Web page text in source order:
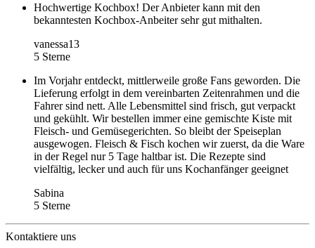
Hochwertige Kochbox! Der Anbieter kann mit den
bekanntesten Kochbox-Anbeiter sehr gut mithalten.
vanessa13
5 Sterne
Im Vorjahr entdeckt, mittlerweile große Fans geworden. Die
Lieferung erfolgt in dem vereinbarten Zeitenrahmen und die
Fahrer sind nett. Alle Lebensmittel sind frisch, gut verpackt
und gekühlt. Wir bestellen immer eine gemischte Kiste mit
Fleisch- und Gemüsegerichten. So bleibt der Speiseplan
ausgewogen. Fleisch & Fisch kochen wir zuerst, da die Ware
in der Regel nur 5 Tage haltbar ist. Die Rezepte sind
vielfältig, lecker und auch für uns Kochanfänger geeignet
Sabina
5 Sterne
Kontaktiere uns